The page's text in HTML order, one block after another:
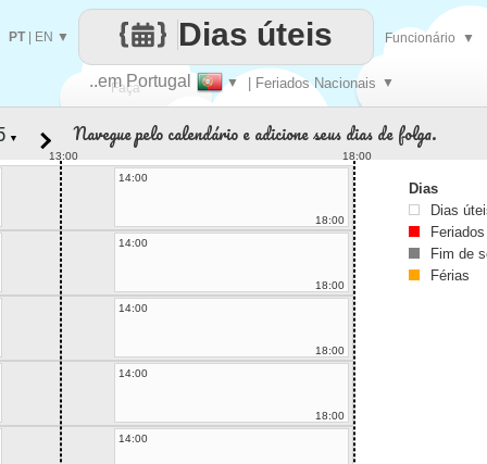
Faça
..em Portugal ▼ | Feriados Nacionais ▼
Dias úteis
PT| EN ▼ Funcionário ▼
▼ Navegue pelo calendário e adicione seus dias de folga.
13:00
18:00
14:00
18:00
14:00
18:00
14:00
18:00
14:00
18:00
14:00
Dias
Dias
Feriados
Fim de
Férias